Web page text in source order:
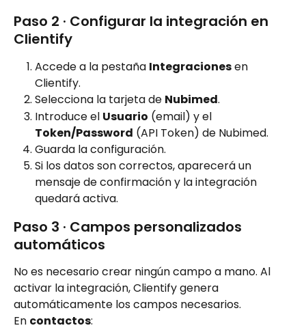
Paso 2 · Configurar la integración en
Clientify
Accede a la pestaña Integraciones en
Clientify.
Selecciona la tarjeta de Nubimed.
Introduce el Usuario (email) y el
Token/Password (API Token) de Nubimed.
Guarda la configuración.
Si los datos son correctos, aparecerá un
mensaje de confirmación y la integración
quedará activa.
Paso 3 · Campos personalizados
automáticos
No es necesario crear ningún campo a mano. Al
activar la integración, Clientify genera
automáticamente los campos necesarios.
En contactos: